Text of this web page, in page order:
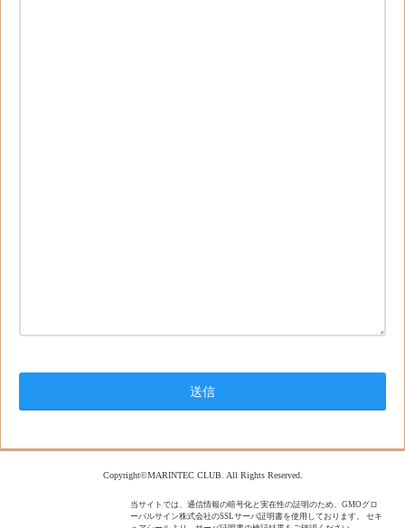
Copyright©MARINTEC CLUB. All Rights Reserved.
当サイトでは、通信情報の暗号化と実在性の証明のため、GMOグロ
ーバルサイン株式会社のSSLサーバ証明書を使用しております。 セキ